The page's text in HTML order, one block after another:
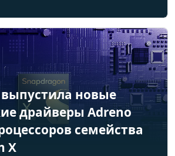
новые
драйверы Adreno
семейства
X